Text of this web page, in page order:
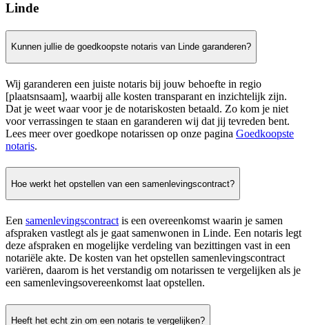
Linde
Kunnen jullie de goedkoopste notaris van Linde garanderen?
Wij garanderen een juiste notaris bij jouw behoefte in regio
[plaatsnsaam], waarbij alle kosten transparant en inzichtelijk zijn.
Dat je weet waar voor je de notariskosten betaald. Zo kom je niet
voor verrassingen te staan en garanderen wij dat jij tevreden bent.
Lees meer over goedkope notarissen op onze pagina Goedkoopste
notaris.
Hoe werkt het opstellen van een samenlevingscontract?
Een samenlevingscontract is een overeenkomst waarin je samen
afspraken vastlegt als je gaat samenwonen in Linde. Een notaris legt
deze afspraken en mogelijke verdeling van bezittingen vast in een
notariële akte. De kosten van het opstellen samenlevingscontract
variëren, daarom is het verstandig om notarissen te vergelijken als je
een samenlevingsovereenkomst laat opstellen.
Heeft het echt zin om een notaris te vergelijken?